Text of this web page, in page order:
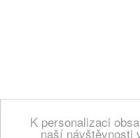
K personalizaci
naší návštěvnosti